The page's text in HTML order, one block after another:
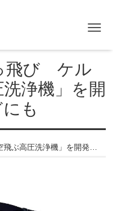
飛び ケル
浄機」を開
も
高い場所へもひとっ飛び ケルヒャー「空飛ぶ高圧洗浄機」を開発 除草・除雪などにも